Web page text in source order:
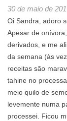
30 de maio de
Oi Sandra, adoro
Apesar de
derivados, e me
da semana (às
receitas são
tahine no
meio quilo de
levemente numa
processei. Ficou